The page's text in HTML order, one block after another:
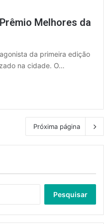
Melhores da
da primeira edição
na cidade. O…
Próxima página